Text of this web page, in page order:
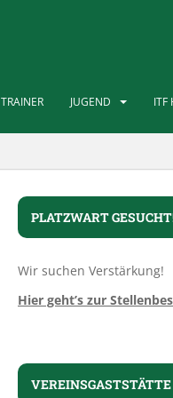
TRAINER JUGEND ITF
PLATZWART
Wir suchen Verstärkung!
Hier geht’s zur
VEREINSGASTSTÄTTE